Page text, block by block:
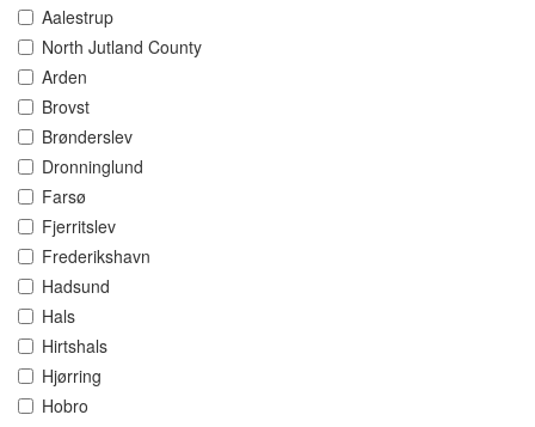
Aalestrup
North Jutland County
Arden
Brovst
Brønderslev
Dronninglund
Farsø
Fjerritslev
Frederikshavn
Hadsund
Hals
Hirtshals
Hjørring
Hobro